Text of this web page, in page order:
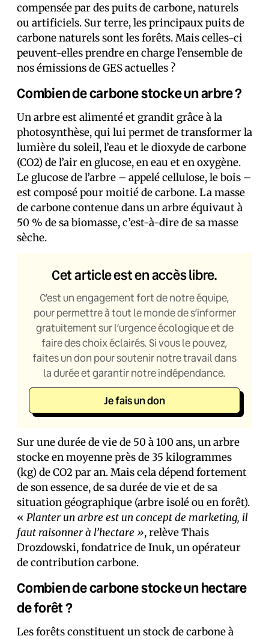
compensée par des puits de carbone, naturels
ou artificiels. Sur terre, les principaux puits de
carbone naturels sont les forêts. Mais celles-ci
peuvent-elles prendre en charge l’ensemble de
nos émissions de GES actuelles ?
Combien de carbone stocke un arbre ?
Un arbre est alimenté et grandit grâce à la
photosynthèse, qui lui permet de transformer la
lumière du soleil, l’eau et le dioxyde de carbone
(CO2) de l’air en glucose, en eau et en oxygène.
Le glucose de l’arbre – appelé cellulose, le bois –
est composé pour moitié de carbone. La masse
de carbone contenue dans un arbre équivaut à
50 % de sa biomasse, c’est-à-dire de sa masse
sèche.
Cet article est en accès libre.
C’est un engagement fort de notre équipe,
pour permettre à tout le monde de s’informer
gratuitement sur l’urgence écologique et de
faire des choix éclairés. Si vous le pouvez,
faites un don pour soutenir notre travail dans
la durée et garantir notre indépendance.
Je fais un don
Sur une durée de vie de 50 à 100 ans, un arbre
stocke en moyenne près de 35 kilogrammes
(kg) de CO2 par an. Mais cela dépend fortement
de son essence, de sa durée de vie et de sa
situation géographique (arbre isolé ou en forêt).
« Planter un arbre est un concept de marketing, il
faut raisonner à l’hectare », relève Thais
Drozdowski, fondatrice de Inuk, un opérateur
de contribution carbone.
Combien de carbone stocke un hectare
de forêt ?
Les forêts constituent un stock de carbone à